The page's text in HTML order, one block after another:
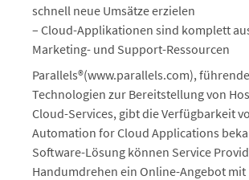
schnell neue Umsätze erzielen
– Cloud-Applikationen sind komplett
Marketing- und Support-Ressourcen
Parallels®(www.parallels.com),
Technologien zur Bereitstellung von
Cloud-Services, gibt die Verfügbarkeit
Automation for Cloud Applications
Software-Lösung können Service
Handumdrehen ein Online-Angebot mit